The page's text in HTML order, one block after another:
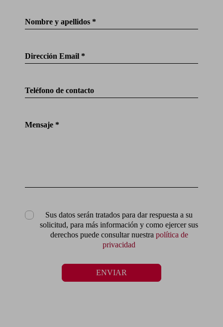
Nombre y apellidos *
Dirección Email *
Teléfono de contacto
Mensaje *
Sus datos serán tratados para dar respuesta a su
solicitud, para más información y como ejercer sus
derechos puede consultar nuestra política de
privacidad
ENVIAR